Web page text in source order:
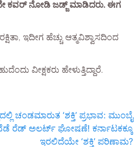
ಕವರ್ ನೋಡಿ ಜಡ್ಜ್ ಮಾಡಿದರು. ಈಗ
ಇದೀಗ ಹೆಚ್ಚು ಆತ್ಮವಿಶ್ವಾಸದಿಂದ
ವೀಕ್ಷಕರು ಹೇಳುತ್ತಿದ್ದಾರೆ.
ಚಂಡಮಾರುತ ‘ಶಕ್ತಿ’ ಪ್ರಭಾವ: ಮುಂಬೈ
ರೆಡ್ ಅಲರ್ಟ್ ಘೋಷಣೆ! ಕರ್ನಾಟಕಕ್ಕೂ
ಇರಲಿದೆಯೇ ‘ಶಕ್ತಿ’ ಪರಿಣಾಮ?